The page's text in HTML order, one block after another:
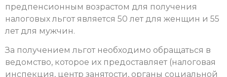
предпенсионным возрастом для получения
налоговых льгот является 50 лет для женщин и 55
лет для мужчин.
За получением льгот необходимо обращаться в
ведомство, которое их предоставляет (налоговая
инспекция, центр занятости, органы социальной